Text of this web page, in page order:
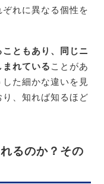
れに異なる個性を
ともあり、同じニ
れている ことがあ
た細かな違いを見
、知れば知るほど
るのか？その